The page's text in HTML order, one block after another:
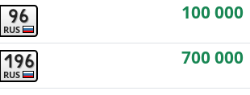
96
RUS
100 000
196
RUS
700 000